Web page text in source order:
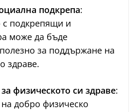
подкрепа:
с подкрепящи и
може да бъде
за поддържане на
здраве.
физическото си здраве:
добро физическо